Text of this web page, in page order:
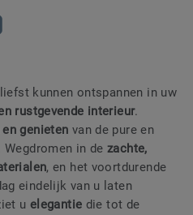
kunnen ontspannen in uw
rustgevende interieur.
genieten van de pure en
Wegdromen in dezachte,
, en het voortdurende
eindelijk van u laten
u elegantie die tot de